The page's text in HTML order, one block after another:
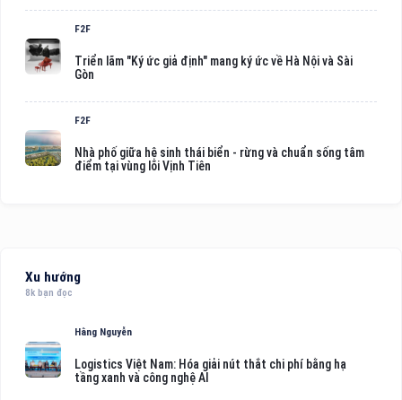
F2F
Triển lãm "Ký ức giả định" mang ký ức về Hà Nội và Sài
Gòn
F2F
Nhà phố giữa hệ sinh thái biển - rừng và chuẩn sống tâm
điểm tại vùng lõi Vịnh Tiên
Xu hướng
8k bạn đọc
Hằng Nguyễn
Logistics Việt Nam: Hóa giải nút thắt chi phí bằng hạ
tầng xanh và công nghệ AI